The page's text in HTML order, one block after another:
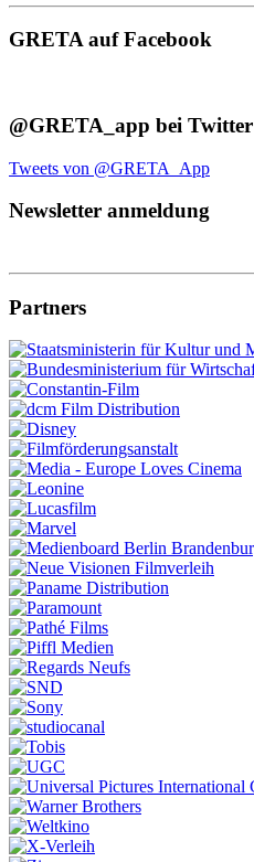
GRETA auf Facebook
@GRETA_app bei Twitter
Tweets von @GRETA_App
Newsletter anmeldung
Partners